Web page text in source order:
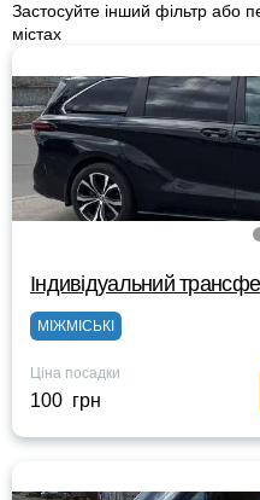
Застосуйте інший фільтр або
містах
Індивідуальний
МІЖМІСЬКІ
Ціна посадки
100 грн